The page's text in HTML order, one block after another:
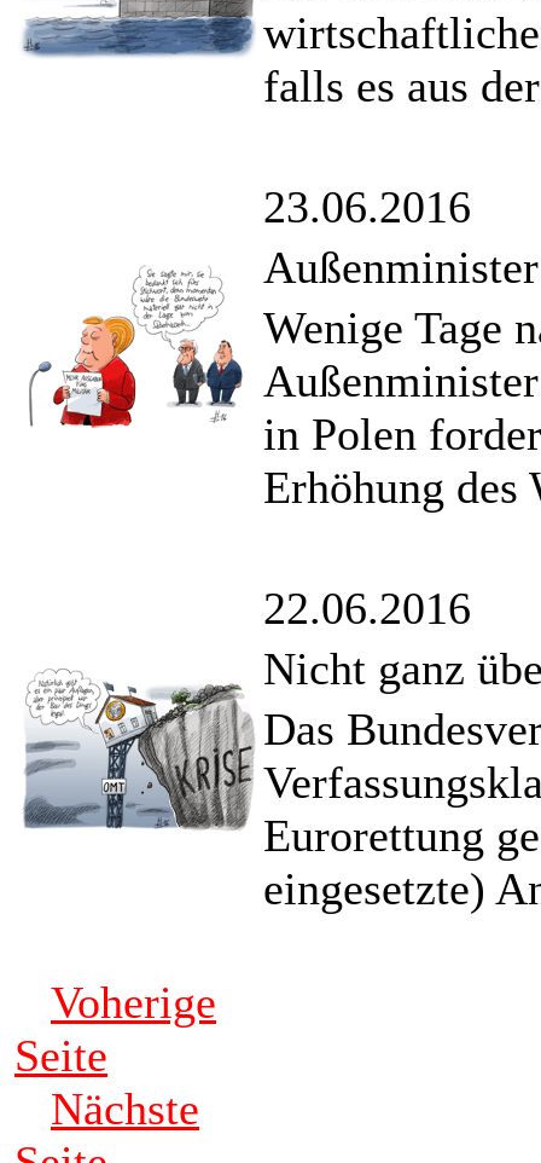
falls es aus
23.06.2016
Wenige Tage
in Polen
Erhöhung des
22.06.2016
Nicht ganz
Das
Eurorettung
eingesetzte)
Voherige
Seite
Nächste